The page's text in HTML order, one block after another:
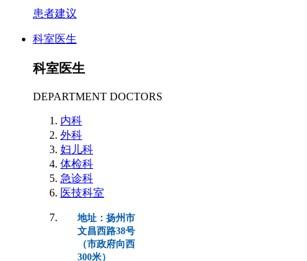
患者建议
科室医生
科室医生
DEPARTMENT DOCTORS
内科
外科
妇儿科
体检科
急诊科
医技科室
地址：扬州市
文昌西路38号
（市政府向西
300米）